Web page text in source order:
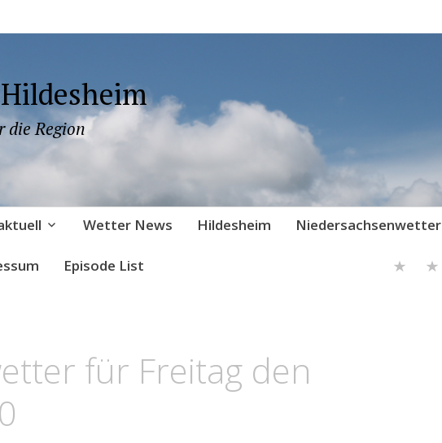
die Region
Wetter News Hildesheim Niedersachsenwetter
Episode List
für Freitag den